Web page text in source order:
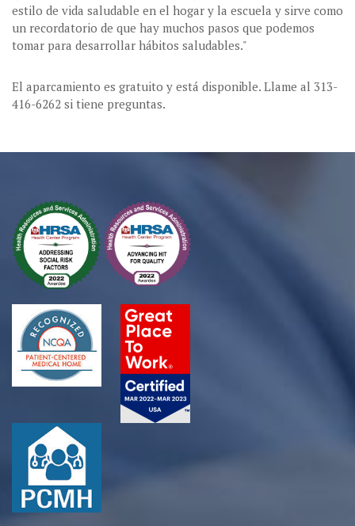
estilo de vida saludable en el hogar y la escuela y sirve como
un recordatorio de que hay muchos pasos que podemos
tomar para desarrollar hábitos saludables."
El aparcamiento es gratuito y está disponible. Llame al 313-
416-6262 si tiene preguntas.